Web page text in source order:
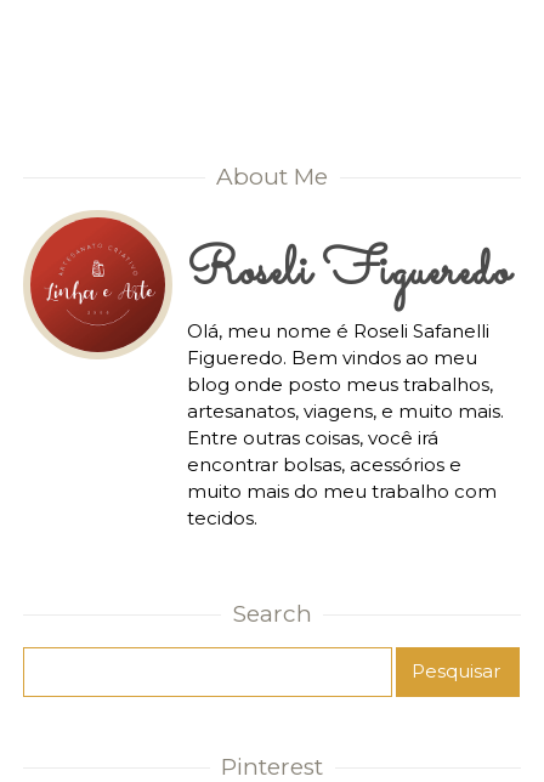
About Me
Roseli Figueredo
Olá, meu nome é Roseli Safanelli
Figueredo. Bem vindos ao meu
blog onde posto meus trabalhos,
artesanatos, viagens, e muito mais.
Entre outras coisas, você irá
encontrar bolsas, acessórios e
muito mais do meu trabalho com
tecidos.
Search
Pinterest